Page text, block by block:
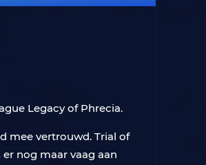
Legacy of Phrecia.
mee vertrouwd. Trial of
nog maar vaag aan